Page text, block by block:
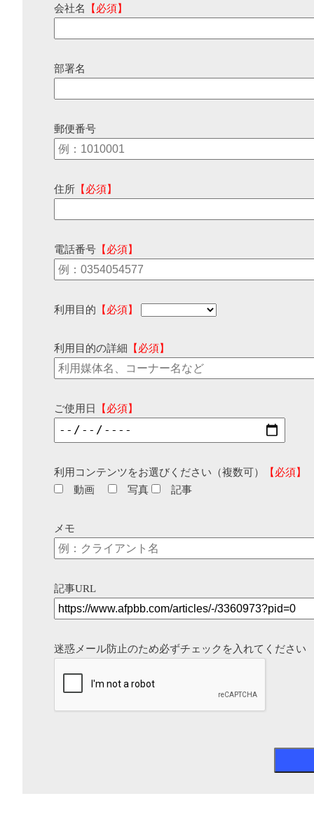
会社名 【必須】
部署名
郵便番号
住所 【必須】
電話番号 【必須】
利用目的 【必須】
利用目的の詳細 【必須】
ご使用日 【必須】
利用コンテンツをお選びください（複数可）
【必須】
動画
写真 記事
メモ
記事URL
迷惑メール防止のため必ずチェックを入れてください